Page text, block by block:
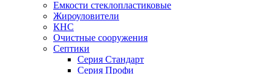
Емкости стеклопластиковые
Жироуловители
КНС
Очистные сооружения
Септики
Серия Стандарт
Серия Профи